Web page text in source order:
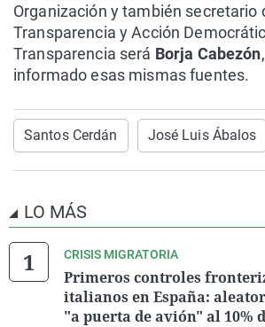
Organización y también secretario
Transparencia y Acción
Transparencia será Borja Cabezón
informado esas mismas fuentes.
Santos Cerdán José Luis Ábalos
LO MÁS
CRISIS MIGRATORIA
Primeros controles
italianos en España:
"a puerta de avión" al 10%